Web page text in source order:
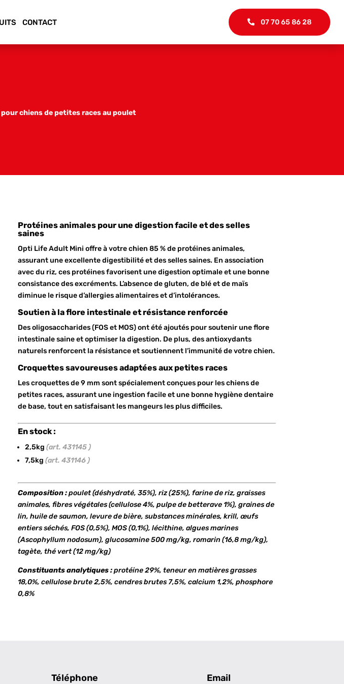
CONTACT 07 70 65 86 28
chiens de petites races au poulet
Protéines animales pour une digestion facile et des selles
saines
Opti Life Adult Mini offre à votre chien 85 % de protéines animales,
assurant une excellente digestibilité et des selles saines. En association
avec du riz, ces protéines favorisent une digestion optimale et une bonne
consistance des excréments. L’absence de gluten, de blé et de maïs
diminue le risque d’allergies alimentaires et d’intolérances.
Soutien à la flore intestinale et résistance renforcée
Des oligosaccharides (FOS et MOS) ont été ajoutés pour soutenir une flore
intestinale saine et optimiser la digestion. De plus, des antioxydants
naturels renforcent la résistance et soutiennent l’immunité de votre chien.
Croquettes savoureuses adaptées aux petites races
Les croquettes de 9 mm sont spécialement conçues pour les chiens de
petites races, assurant une ingestion facile et une bonne hygiène dentaire
de base, tout en satisfaisant les mangeurs les plus difficiles.
En stock :
2,5kg (art. 431145 )
7,5kg (art. 431146 )
Composition :poulet (déshydraté, 35%), riz (25%), farine de riz, graisses
animales, fibres végétales (cellulose 4%, pulpe de betterave 1%), graines de
lin, huile de saumon, levure de bière, substances minérales, krill, œufs
entiers séchés, FOS (0,5%), MOS (0,1%), lécithine, algues marines
(Ascophyllum nodosum), glucosamine 500 mg/kg, romarin (16,8 mg/kg),
tagète, thé vert (12 mg/kg)
Constituants analytiques :protéine 29%, teneur en matières grasses
18,0%, cellulose brute 2,5%, cendres brutes 7,5%, calcium 1,2%, phosphore
0,8%
Téléphone Email